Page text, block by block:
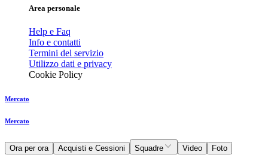
Area personale
Help e Faq
Info e contatti
Termini del servizio
Utilizzo dati e privacy
Cookie Policy
Mercato
Mercato
Ora per ora Acquisti e Cessioni Squadre Video Foto